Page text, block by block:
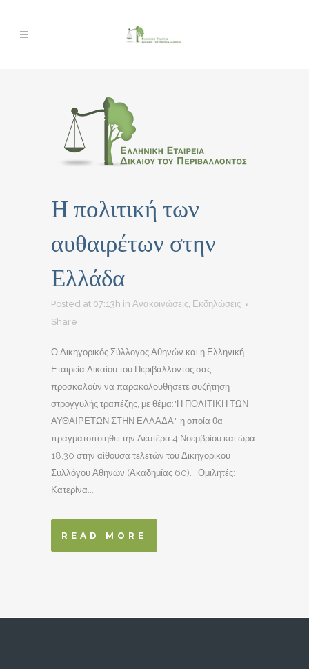
Η πολιτική των
αυθαιρέτων στην
Ελλάδα
Posted at 07:13h in Ανακοινώσεις Εκδηλώσεις
Share
Ο Δικηγορικός Σύλλογος Αθηνών και η Ελληνική
Εταιρεία Δικαίου του Περιβάλλοντος σας
προσκαλούν να παρακολουθήσετε συζήτηση
στρογγυλής τραπέζης, με θέμα:"Η ΠΟΛΙΤΙΚΗ ΤΩΝ
ΑΥΘΑΙΡΕΤΩΝ ΣΤΗΝ ΕΛΛΑΔΑ", η οποία θα
πραγματοποιηθεί την Δευτέρα 4 Νοεμβρίου και ώρα
18.30 στην αίθουσα τελετών του Δικηγορικού
Συλλόγου Αθηνών (Ακαδημίας 60). Ομιλητές:
Κατερίνα...
READ MORE